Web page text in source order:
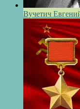
Вучетич